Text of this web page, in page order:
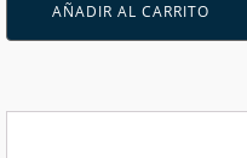
AÑADIR AL CARRITO